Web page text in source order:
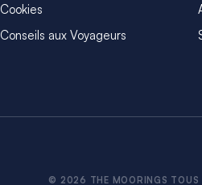
Cookies
Conseils aux Voyageurs
© 2026 THE MOORINGS TOUS